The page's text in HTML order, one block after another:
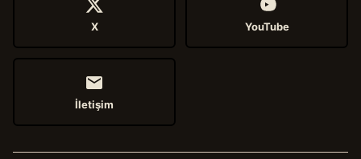
X YouTube
İletişim